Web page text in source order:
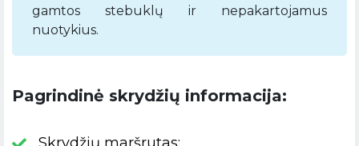
gamtos stebuklų ir nepakartojamus
nuotykius.
Pagrindinė skrydžių informacija: